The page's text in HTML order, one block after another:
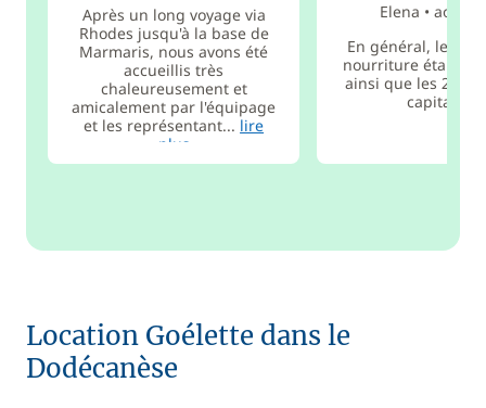
Après un long voyage via
Rhodes jusqu'à la base de
Marmaris, nous avons été
accueillis très
chaleureusement et
amicalement par l'équipage
et les représentant... lire
plus
Elena •août
En général, le
nourriture étaient
ainsi que les 2
capitaine.
Location Goélette dans le
Dodécanèse